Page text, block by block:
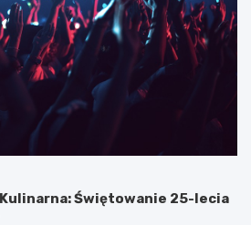
Świętowanie 25-lecia